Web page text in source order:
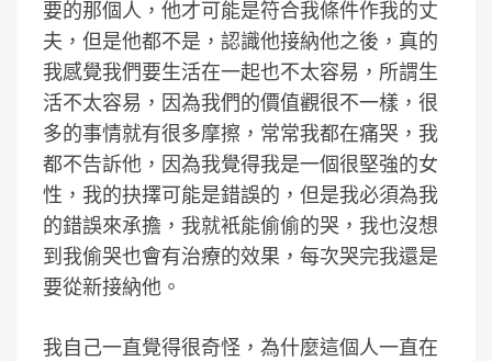
要的那個人，他才可能是符合我條件作我的丈
夫，但是他都不是，認識他接納他之後，真的
我感覺我們要生活在一起也不太容易，所謂生
活不太容易，因為我們的價值觀很不一樣，很
多的事情就有很多摩擦，常常我都在痛哭，我
都不告訴他，因為我覺得我是一個很堅強的女
性，我的抉擇可能是錯誤的，但是我必須為我
的錯誤來承擔，我就衹能偷偷的哭，我也沒想
到我偷哭也會有治療的效果，每次哭完我還是
要從新接納他。
我自己一直覺得很奇怪，為什麼這個人一直在